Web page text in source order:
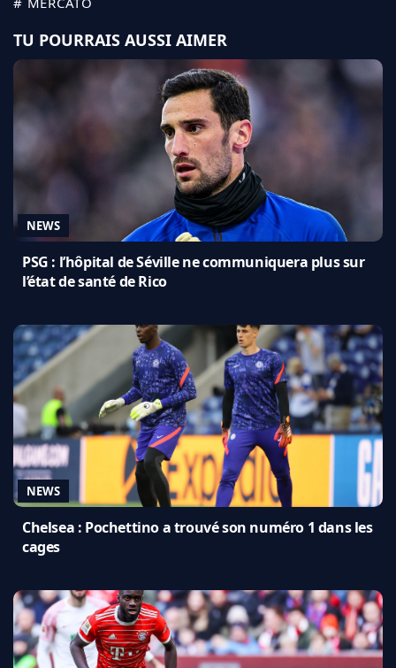
TU POURRAIS AUSSI AIMER
NEWS
PSG : l’hôpital de Séville ne communiquera plus sur
l’état de santé de Rico
NEWS
Chelsea : Pochettino a trouvé son numéro 1 dans les
cages